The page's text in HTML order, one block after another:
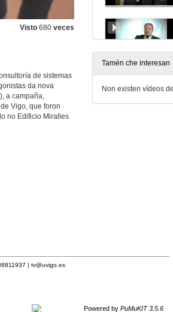
Visto 680 veces
de sistemas
da nova
a campaña,
Vigo, que foron
no Edificio Miralles
Tamén che interesan
Non existen vídeos
| tv@uvigo.es
Powered by PuMuKIT 3.5.6